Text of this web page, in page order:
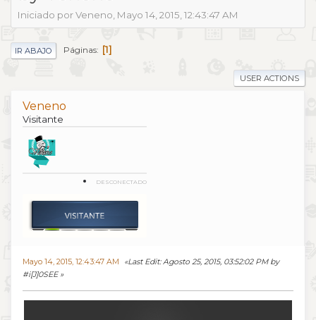
Iniciado por Veneno, Mayo 14, 2015, 12:43:47 AM
IR ABAJO Páginas 1
USER ACTIONS
Veneno
Visitante
DESCONECTADO
Mayo 14, 2015, 12:43:47 AM Last Edit: Agosto 25, 2015, 03:52:02 PM by
#i[J]0SEE